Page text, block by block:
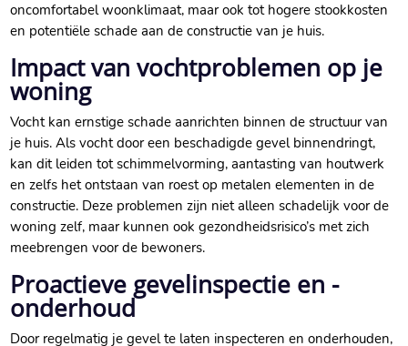
oncomfortabel woonklimaat, maar ook tot hogere stookkosten
en potentiële schade aan de constructie van je huis.​
Impact van vochtproblemen op je
woning
Vocht kan ernstige schade aanrichten binnen de structuur van
je huis.​ Als vocht door een beschadigde gevel binnendringt,
kan dit leiden tot schimmelvorming, aantasting van houtwerk
en zelfs het ontstaan van roest op metalen elementen in de
constructie.​ Deze problemen zijn niet alleen schadelijk voor de
woning zelf, maar kunnen ook gezondheidsrisico’s met zich
meebrengen voor de bewoners.​
Proactieve gevelinspectie en -
onderhoud
Door regelmatig je gevel te laten inspecteren en onderhouden,